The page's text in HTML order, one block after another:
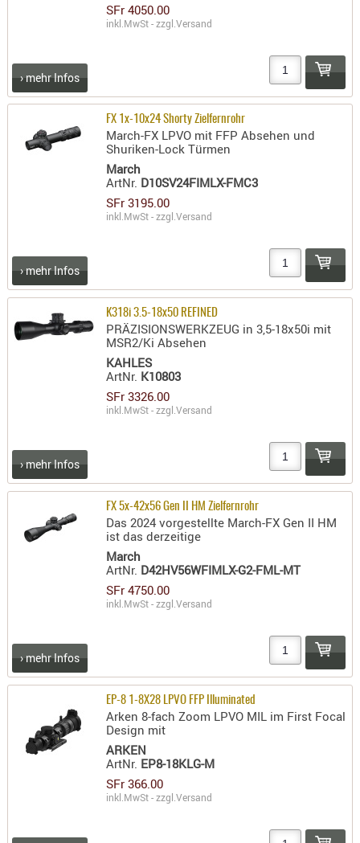
SFr 4050.00
inkl.MwSt - zzgl.Versand
› mehr Infos
FX 1x-10x24 Shorty Zielfernrohr
March-FX LPVO mit FFP Absehen und
Shuriken-Lock Türmen
March
ArtNr. D10SV24FIMLX-FMC3
SFr 3195.00
inkl.MwSt - zzgl.Versand
› mehr Infos
K318i 3.5-18x50 REFINED
PRÄZISIONSWERKZEUG in 3,5-18x50i mit
MSR2/Ki Absehen
KAHLES
ArtNr. K10803
SFr 3326.00
inkl.MwSt - zzgl.Versand
› mehr Infos
FX 5x-42x56 Gen II HM Zielfernrohr
Das 2024 vorgestellte March-FX Gen II HM
ist das derzeitige
March
ArtNr. D42HV56WFIMLX-G2-FML-MT
SFr 4750.00
inkl.MwSt - zzgl.Versand
› mehr Infos
EP-8 1-8X28 LPVO FFP Illuminated
Arken 8-fach Zoom LPVO MIL im First Focal
Design mit
ARKEN
ArtNr. EP8-18KLG-M
SFr 366.00
inkl.MwSt - zzgl.Versand